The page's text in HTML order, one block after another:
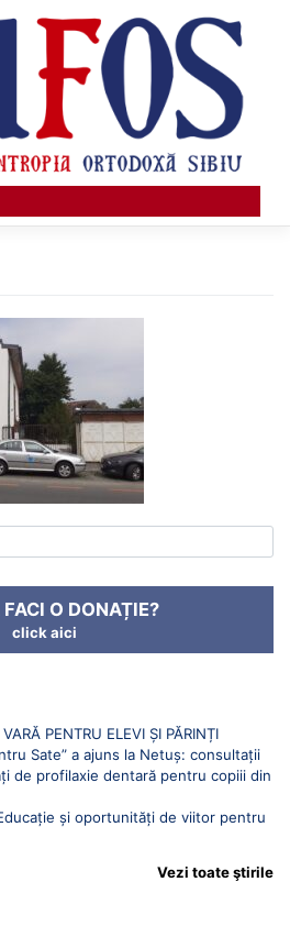
O DONAȚIE?
click aici
PENTRU ELEVI ȘI PĂRINȚI
Sate” a ajuns la Netuș: consultații
de profilaxie dentară pentru copiii din
și oportunități de viitor pentru
Vezi toate ştirile